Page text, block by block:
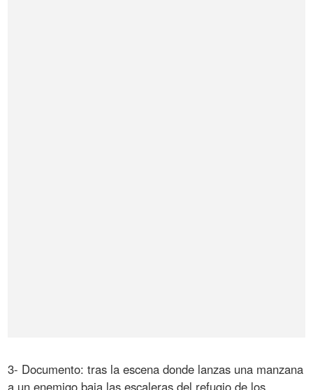
3- Documento: tras la escena donde lanzas una manzana